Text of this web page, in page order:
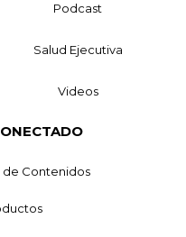
Podcast
Salud Ejecutiva
Videos
de Contenidos